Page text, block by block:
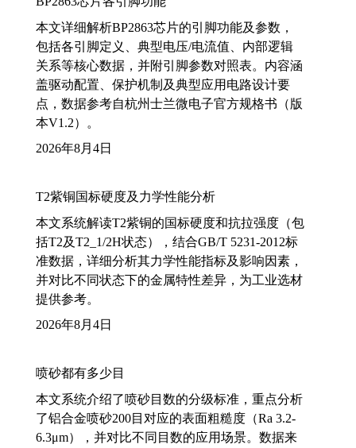
本文详细解析BP2863芯片的引脚功能及参数，
包括各引脚定义、典型电压/电流值、内部逻辑
关系等核心数据，并附引脚参数对照表。内容涵
盖驱动配置、保护机制及典型应用电路设计要
点，数据参考自杭州士兰微电子官方规格书（版
本V1.2）。
2026年8月4日
T2紫铜国标硬度及力学性能分析
本文系统解读T2紫铜的国标硬度和抗拉强度（包
括T2及T2_1/2H状态），结合GB/T 5231-2012标
准数据，详细分析其力学性能指标及影响因素，
并对比不同状态下的金属特性差异，为工业选材
提供参考。
2026年8月4日
喷砂都有多少目
本文系统介绍了喷砂目数的分级标准，重点分析
了铝合金喷砂200目对应的表面粗糙度（Ra 3.2-
6.3μm），并对比不同目数的应用场景。数据来